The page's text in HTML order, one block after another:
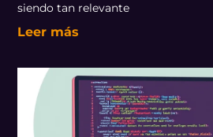
siendo tan relevante
Leer más